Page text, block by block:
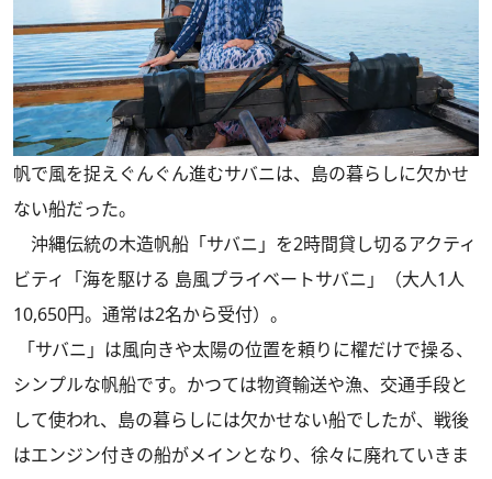
帆で風を捉えぐんぐん進むサバニは、島の暮らしに欠かせ
ない船だった。
沖縄伝統の木造帆船「サバニ」を2時間貸し切るアクティ
ビティ「海を駆ける 島風プライベートサバニ」（大人1人
10,650円。通常は2名から受付）。
「サバニ」は風向きや太陽の位置を頼りに櫂だけで操る、
シンプルな帆船です。かつては物資輸送や漁、交通手段と
して使われ、島の暮らしには欠かせない船でしたが、戦後
はエンジン付きの船がメインとなり、徐々に廃れていきま